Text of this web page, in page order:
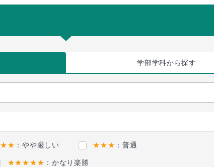
学部学科から探す
★★ ：やや厳しい ★★★ ：普通
★★★★★ ：かなり楽勝